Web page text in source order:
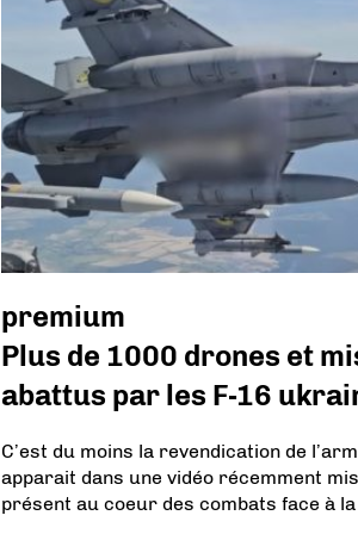
premium
Plus de 1000 drones et
abattus par les F-16
C’est du moins la revendication de
apparait dans une vidéo récemment
présent au coeur des combats face à